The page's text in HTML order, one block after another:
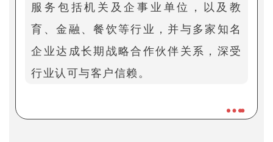
服务包括机关及企事业单位，以及教
育、金融、餐饮等行业，并与多家知名
企业达成长期战略合作伙伴关系，深受
行业认可与客户信赖。